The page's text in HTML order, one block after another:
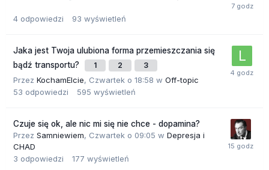
4 odpowiedzi 93 wyświetleń
Jaka jest Twoja ulubiona forma przemieszczania się
bądź transportu?
1 2 3
Przez KochamElcie, Czwartek o 18:58 w Off-topic
53 odpowiedzi 595 wyświetleń
Czuje się ok, ale nic mi się nie chce - dopamina?
Przez Samniewiem, Czwartek o 09:05 w Depresja i
CHAD
3 odpowiedzi 177 wyświetleń